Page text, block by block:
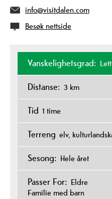
info@visitdalen.com
Besøk nettside
Vanskelighetsgrad: Lett
Distanse: 3 km
Tid 1 time
Terreng elv
Sesong: Hele året
Passer For: Eldre
Familie med barn